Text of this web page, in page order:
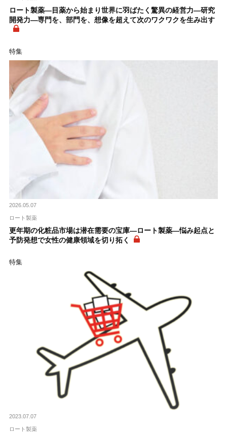
ロート製薬―目薬から始まり世界に羽ばたく驚異の経営力―研究
開発力―専門を、部門を、想像を超えて次のワクワクを生み出す
特集
2026.05.07
ロート製薬
更年期の化粧品市場は潜在需要の宝庫―ロート製薬―悩み起点と
予防発想で女性の健康領域を切り拓く
特集
2023.07.07
ロート製薬